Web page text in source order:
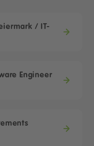
/ IT-
Engineer